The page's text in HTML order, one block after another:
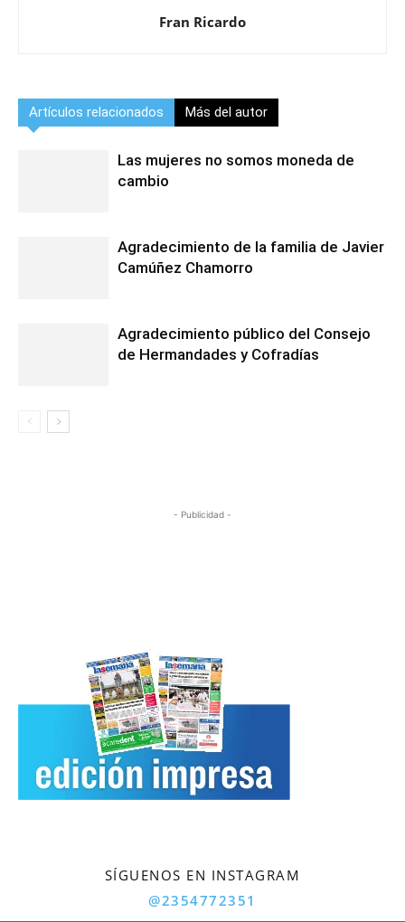
Fran Ricardo
Artículos relacionados Más del autor
Las mujeres no somos moneda de
cambio
Agradecimiento de la familia de Javier
Camúñez Chamorro
Agradecimiento público del Consejo
de Hermandades y Cofradías
- Publicidad -
SÍGUENOS EN INSTAGRAM
@2354772351